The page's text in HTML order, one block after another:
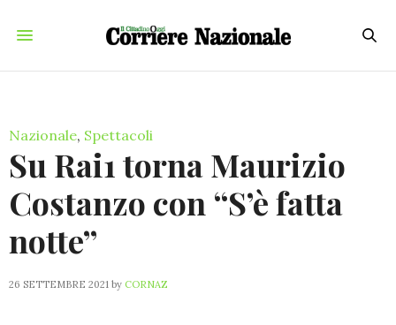
Nazionale, Spettacoli
Su Rai1 torna Maurizio
Costanzo con “S’è fatta
notte”
26 SETTEMBRE 2021 by CORNAZ